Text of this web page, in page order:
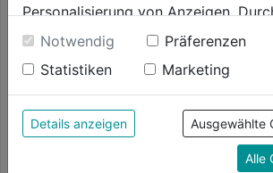
Bundjacke Icon One 113100
0.0 (0)
0.0
Personalisierung von Anzeigen.
Einwilligung werden die Daten von
unter anderem auch in den USA,
Durch Klick auf "Alle Cookies
der Verwendung aller Cookies zu.
anzeigen" findest du alle Infos zu
unterschiedlichen Cookies, unter
Konfigurieren" kannst du auswählen,
Notwendig
Präferenzen
Statistiken
Marketing
Details anzeigen Ausgewählte
Alle